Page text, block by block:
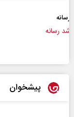
پیشخوان